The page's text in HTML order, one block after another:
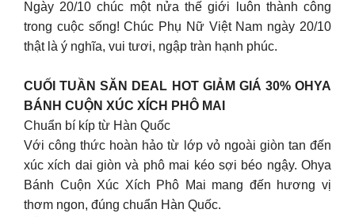
Ngày 20/10 chúc một nửa thế giới luôn thành công
trong cuộc sống! Chúc Phụ Nữ Việt Nam ngày 20/10
thật là ý nghĩa, vui tươi, ngập tràn hạnh phúc.
CUỐI TUẦN SĂN DEAL HOT GIẢM GIÁ 30% OHYA
BÁNH CUỘN XÚC XÍCH PHÔ MAI
Chuẩn bí kíp từ Hàn Quốc
Với công thức hoàn hảo từ lớp vỏ ngoài giòn tan đến
xúc xích dai giòn và phô mai kéo sợi béo ngậy. Ohya
Bánh Cuộn Xúc Xích Phô Mai mang đến hương vị
thơm ngon, đúng chuẩn Hàn Quốc.